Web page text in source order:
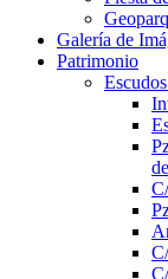
Galería de
Patrimonio